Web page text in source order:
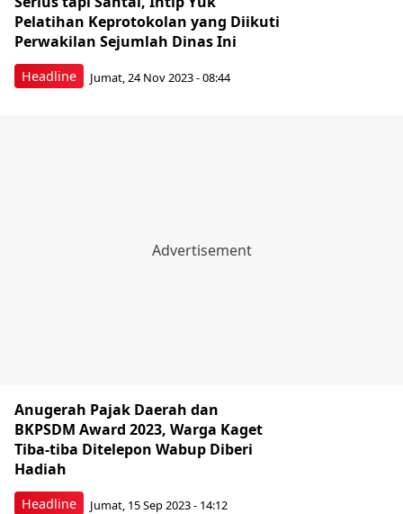
Headline
Pelatihan Keprotokolan yang Diikuti
Perwakilan Sejumlah Dinas Ini
Jumat, 24 Nov 2023 - 08:44
Headline
Anugerah Pajak Daerah dan
BKPSDM Award 2023, Warga Kaget
Tiba-tiba Ditelepon Wabup Diberi
Hadiah
Jumat, 15 Sep 2023 - 14:12